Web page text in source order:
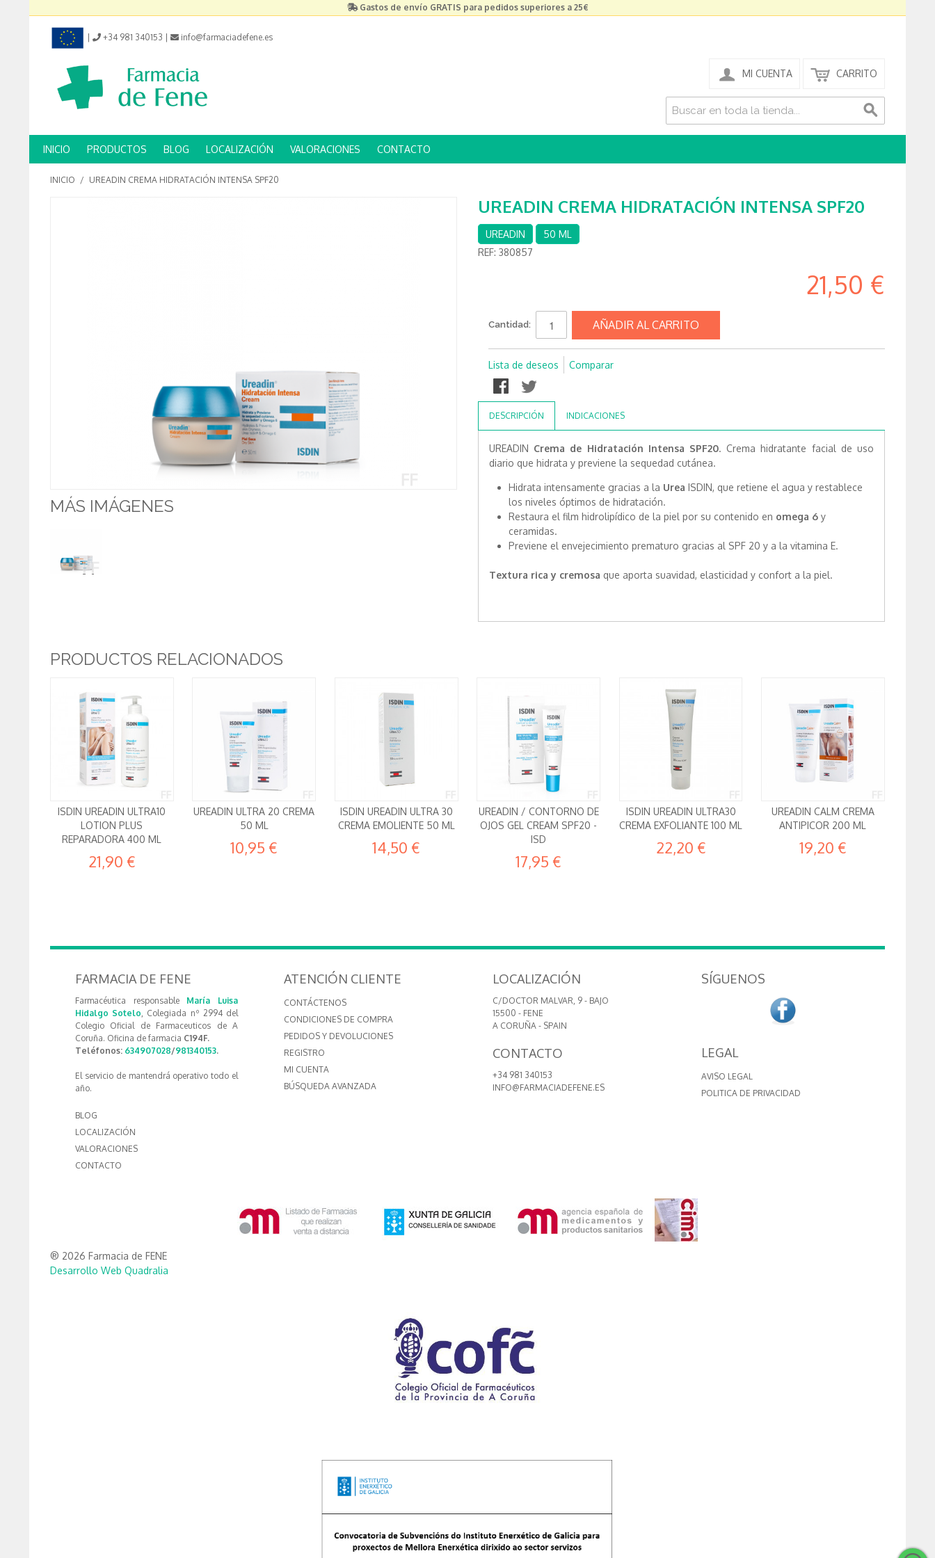
Gastos de envío GRATIS para pedidos superiores a 25€
+34 981 340153 info@farmaciadefene.es
MI CUENTA CARRITO
INICIO PRODUCTOS BLOG LOCALIZACIÓN VALORACIONES CONTACTO
INICIO / UREADIN CREMA HIDRATACIÓN INTENSA SPF20
MÁS IMÁGENES
UREADIN CREMA HIDRATACIÓN INTENSA SPF20
UREADIN
50 ML
REF: 380857
21,50 €
Cantidad: AÑADIR AL CARRITO
Lista de deseos Comparar
DESCRIPCIÓN INDICACIONES
UREADIN Crema de Hidratación Intensa SPF20. Crema hidratante facial de uso
diario que hidrata y previene la sequedad cutánea.
Hidrata intensamente gracias a la Urea ISDIN, que retiene el agua y restablece
los niveles óptimos de hidratación.
Restaura el film hidrolipídico de la piel por su contenido en omega 6 y
ceramidas.
Previene el envejecimiento prematuro gracias al SPF 20 y a la vitamina E.
Textura rica y cremosa que aporta suavidad, elasticidad y confort a la piel.
PRODUCTOS RELACIONADOS
ISDIN UREADIN ULTRA10
LOTION PLUS
REPARADORA 400 ML
21,90 €
UREADIN ULTRA 20 CREMA
50 ML
10,95 €
ISDIN UREADIN ULTRA 30
CREMA EMOLIENTE 50 ML
14,50 €
UREADIN / CONTORNO DE
OJOS GEL CREAM SPF20 -
ISD
17,95 €
ISDIN UREADIN ULTRA30
CREMA EXFOLIANTE 100 ML
22,20 €
UREADIN CALM CREMA
ANTIPICOR 200 ML
19,20 €
FARMACIA DE FENE
Farmacéutica responsable María Luisa
Hidalgo Sotelo, Colegiada nº 2994 del
Colegio Oficial de Farmaceuticos de A
Coruña. Oficina de farmacia C194F.
Teléfonos: 634907028/981340153.
El servicio de mantendrá operativo todo el
año.
BLOG
LOCALIZACIÓN
VALORACIONES
CONTACTO
ATENCIÓN CLIENTE
CONTÁCTENOS
CONDICIONES DE COMPRA
PEDIDOS Y DEVOLUCIONES
REGISTRO
MI CUENTA
BÚSQUEDA AVANZADA
LOCALIZACIÓN
C/DOCTOR MALVAR, 9 - BAJO
15500 - FENE
A CORUÑA - SPAIN
CONTACTO
+34 981 340153
INFO@FARMACIADEFENE.ES
SÍGUENOS
LEGAL
AVISO LEGAL
POLITICA DE PRIVACIDAD
® 2026 Farmacia de FENE
Desarrollo Web Quadralia